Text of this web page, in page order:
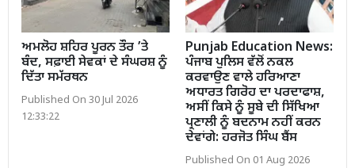
ਅਮਲੋਹ ਸ਼ਹਿਰ ਪੂਰਨ ਤੌਰ ’ਤੇ
ਬੰਦ, ਸਫ਼ਾਈ ਸੇਵਕਾਂ ਦੇ ਸੰਘਰਸ਼ ਨੂੰ
ਦਿੱਤਾ ਸਮੱਰਥਨ
Published On 30 Jul 2026
12:33:22
Punjab Education News:
ਪੰਜਾਬ ਪੁਲਿਸ ਵੱਲੋਂ ਨਕਲ
ਕਰਵਾਉਣ ਵਾਲੇ ਹਰਿਆਣਾ
ਅਧਾਰਤ ਗਿਰੋਹ ਦਾ ਪਰਦਾਫਾਸ਼,
ਅਸੀਂ ਕਿਸੇ ਨੂੰ ਸੂਬੇ ਦੀ ਸਿੱਖਿਆ
ਪ੍ਰਣਾਲੀ ਨੂੰ ਬਦਨਾਮ ਨਹੀਂ ਕਰਨ
ਦੇਵਾਂਗੇ: ਹਰਜੋਤ ਸਿੰਘ ਬੈਂਸ
Published On 01 Aug 2026